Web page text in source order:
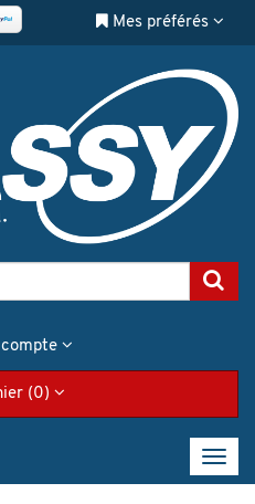
Mes préférés
compte
(0)